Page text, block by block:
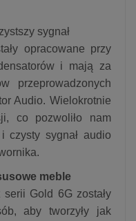
sygnał
opracowane przy
i mają za
przeprowadzonych
Audio. Wielokrotnie
co pozwoliło nam
czysty sygnał audio
meble
Gold 6G zostały
aby tworzyły jak